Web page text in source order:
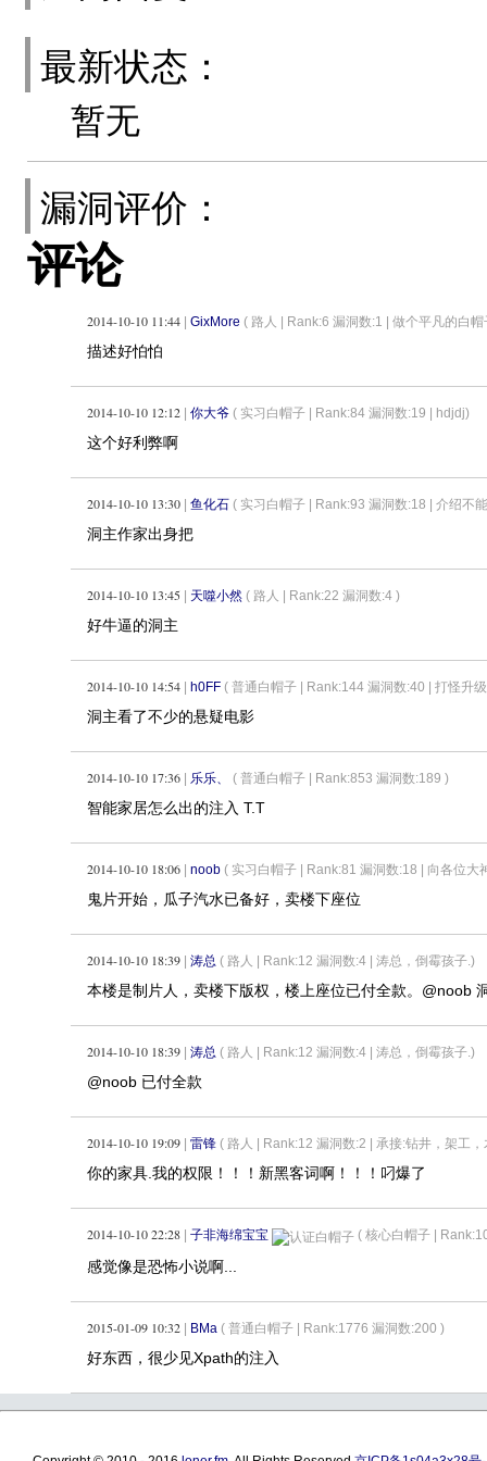
最新状态：
暂无
漏洞评价：
评论
2014-10-10 11:44 GixMore ( 路人 | Rank:6 漏洞数:1 | 做个平凡的白帽
描述好怕怕
2014-10-10 12:12 你大爷 ( 实习白帽子 | Rank:84 漏洞数:19 | hdjdj)
这个好利弊啊
2014-10-10 13:30 鱼化石 ( 实习白帽子 | Rank:93 漏洞数:18 | 介绍不
洞主作家出身把
2014-10-10 13:45 天噬小然 ( 路人 | Rank:22 漏洞数:4 )
好牛逼的洞主
2014-10-10 14:54 h0FF ( 普通白帽子 | Rank:144 漏洞数:40 | 打怪升
洞主看了不少的悬疑电影
2014-10-10 17:36 乐乐、 ( 普通白帽子 | Rank:853 漏洞数:189 )
智能家居怎么出的注入 T.T
2014-10-10 18:06 noob ( 实习白帽子 | Rank:81 漏洞数:18 | 向各位大
鬼片开始，瓜子汽水已备好，卖楼下座位
2014-10-10 18:39 涛总 ( 路人 | Rank:12 漏洞数:4 | 涛总，倒霉孩子.)
本楼是制片人，卖楼下版权，楼上座位已付全款。@noob
2014-10-10 18:39 涛总 ( 路人 | Rank:12 漏洞数:4 | 涛总，倒霉孩子.)
@noob 已付全款
2014-10-10 19:09 雷锋 ( 路人 | Rank:12 漏洞数:2 | 承接:钻井，架工
你的家具.我的权限！！！新黑客词啊！！！叼爆了
2014-10-10 22:28 子非海绵宝宝 ( 核心白帽子 |
感觉像是恐怖小说啊...
2015-01-09 10:32 BMa ( 普通白帽子 | Rank:1776 漏洞数:200 )
好东西，很少见Xpath的注入